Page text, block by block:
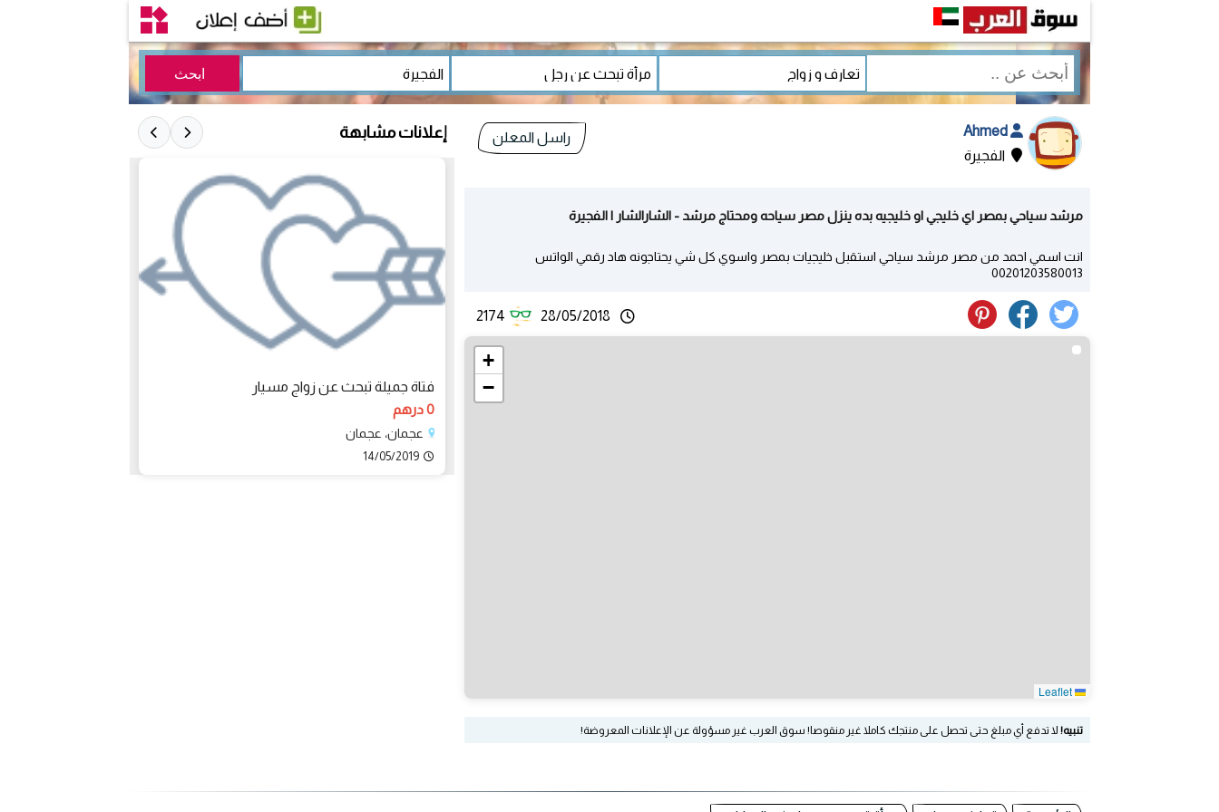
الفجيرة
راسل المعلن
مرشد سياحي بمصر اي خليجي او خليجيه بده ينزل مصر سياحه ومحتاج مرشد - الشارالشار | الفجيرة
انت اسمي احمد من مصر مرشد سياحي استقبل خليجيات بمصر واسوي كل شي يحتاجونه هاد رقمي الواتس
00201203580013
28/05/2018
2174
+
−
تنبيه! لا تدفع أي مبلغ حتى تحصل على منتجك كاملا غير منقوصا! سوق العرب غير مسؤولة عن الإعلانات المعروضة!
إعلانات مشابهة
فتاة جميلة تبحث عن زواج مسيار
0 درهم
عجمان، عجمان
14/05/2019